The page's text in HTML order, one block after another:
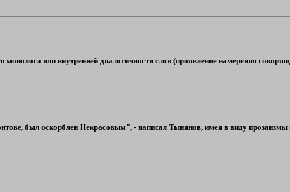
монолога или внутренней диалогичности слов (проявление намерения
был оскорблен Некрасовым", - написал Тынянов, имея в виду прозаизмы